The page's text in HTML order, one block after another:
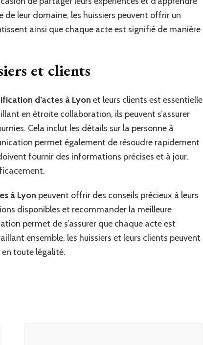
leur domaine, les huissiers peuvent offrir un
ainsi que chaque acte est signifié de manière
et clients
d’actes à Lyon et leurs clients est essentielle
en étroite collaboration, ils peuvent s’assurer
Cela inclut les détails sur la personne à
permet également de résoudre rapidement
fournir des informations précises et à jour.
à Lyon peuvent offrir des conseils précieux à leurs
disponibles et recommander la meilleure
permet de s’assurer que chaque acte est
ensemble, les huissiers et leurs clients peuvent
toute légalité.